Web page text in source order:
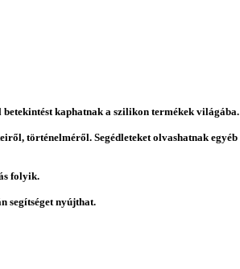
kaphatnak a szilikon termékek világába.
történelméről. Segédleteket olvashatnak egyéb
folyik.
segítséget nyújthat.